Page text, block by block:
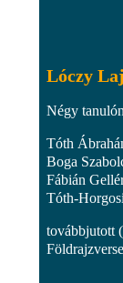
Lóczy
Négy
Tóth
Boga
Fábián
Tóth-
továbbjutott